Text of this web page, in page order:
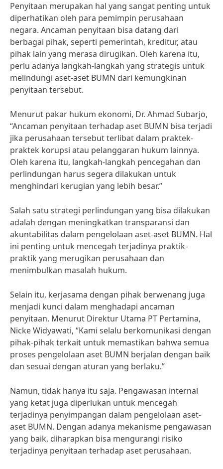
Penyitaan merupakan hal yang sangat penting untuk
diperhatikan oleh para pemimpin perusahaan
negara. Ancaman penyitaan bisa datang dari
berbagai pihak, seperti pemerintah, kreditur, atau
pihak lain yang merasa dirugikan. Oleh karena itu,
perlu adanya langkah-langkah yang strategis untuk
melindungi aset-aset BUMN dari kemungkinan
penyitaan tersebut.
Menurut pakar hukum ekonomi, Dr. Ahmad Subarjo,
“Ancaman penyitaan terhadap aset BUMN bisa terjadi
jika perusahaan tersebut terlibat dalam praktek-
praktek korupsi atau pelanggaran hukum lainnya.
Oleh karena itu, langkah-langkah pencegahan dan
perlindungan harus segera dilakukan untuk
menghindari kerugian yang lebih besar.”
Salah satu strategi perlindungan yang bisa dilakukan
adalah dengan meningkatkan transparansi dan
akuntabilitas dalam pengelolaan aset-aset BUMN. Hal
ini penting untuk mencegah terjadinya praktik-
praktik yang merugikan perusahaan dan
menimbulkan masalah hukum.
Selain itu, kerjasama dengan pihak berwenang juga
menjadi kunci dalam menghadapi ancaman
penyitaan. Menurut Direktur Utama PT Pertamina,
Nicke Widyawati, “Kami selalu berkomunikasi dengan
pihak-pihak terkait untuk memastikan bahwa semua
proses pengelolaan aset BUMN berjalan dengan baik
dan sesuai dengan aturan yang berlaku.”
Namun, tidak hanya itu saja. Pengawasan internal
yang ketat juga diperlukan untuk mencegah
terjadinya penyimpangan dalam pengelolaan aset-
aset BUMN. Dengan adanya mekanisme pengawasan
yang baik, diharapkan bisa mengurangi risiko
terjadinya penyitaan terhadap aset perusahaan.